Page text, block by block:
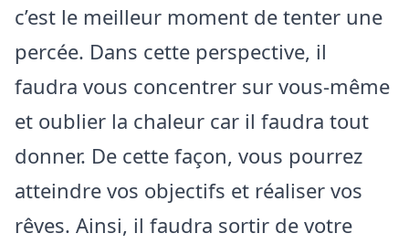
c’est le meilleur moment de tenter une
percée. Dans cette perspective, il
faudra vous concentrer sur vous-même
et oublier la chaleur car il faudra tout
donner. De cette façon, vous pourrez
atteindre vos objectifs et réaliser vos
rêves. Ainsi, il faudra sortir de votre